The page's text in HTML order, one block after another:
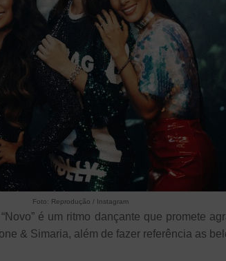
Foto: Reprodução / Instagram
é um ritmo dançante que promete
& Simaria, além de fazer referência as